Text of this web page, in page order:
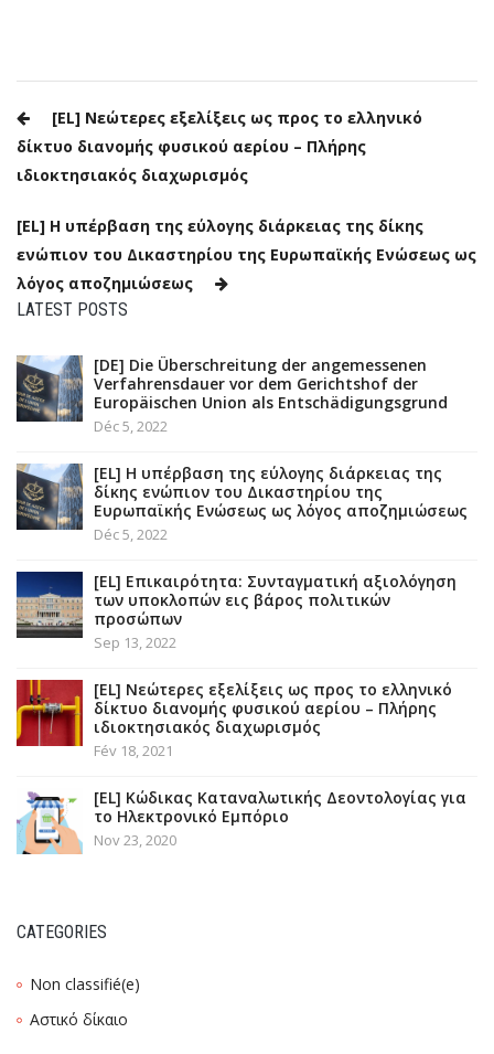
Navigation
de
l’article
[EL] Νεώτερες εξελίξεις ως προς το ελληνικό
δίκτυο διανομής φυσικού αερίου – Πλήρης
ιδιοκτησιακός διαχωρισμός
[EL] Η υπέρβαση της εύλογης διάρκειας της δίκης
ενώπιον του Δικαστηρίου της Ευρωπαϊκής Ενώσεως ως
λόγος αποζημιώσεως
LATEST POSTS
[DE] Die Überschreitung der angemessenen
Verfahrensdauer vor dem Gerichtshof der
Europäischen Union als Entschädigungsgrund
Déc 5, 2022
[EL] Η υπέρβαση της εύλογης διάρκειας της
δίκης ενώπιον του Δικαστηρίου της
Ευρωπαϊκής Ενώσεως ως λόγος αποζημιώσεως
Déc 5, 2022
[EL] Επικαιρότητα: Συνταγματική αξιολόγηση
των υποκλοπών εις βάρος πολιτικών
προσώπων
Sep 13, 2022
[EL] Νεώτερες εξελίξεις ως προς το ελληνικό
δίκτυο διανομής φυσικού αερίου – Πλήρης
ιδιοκτησιακός διαχωρισμός
Fév 18, 2021
[EL] Κώδικας Καταναλωτικής Δεοντολογίας για
το Ηλεκτρονικό Εμπόριο
Nov 23, 2020
CATEGORIES
Non classifié(e)
Αστικό δίκαιο